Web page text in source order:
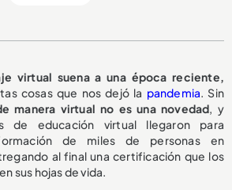
virtual suena a una época reciente,
cosas que nos dejó la pandemia. Sin
manera virtual no es una novedad, y
de educación virtual llegaron para
de miles de personas en
al final una certificación que los
sus hojas de vida.